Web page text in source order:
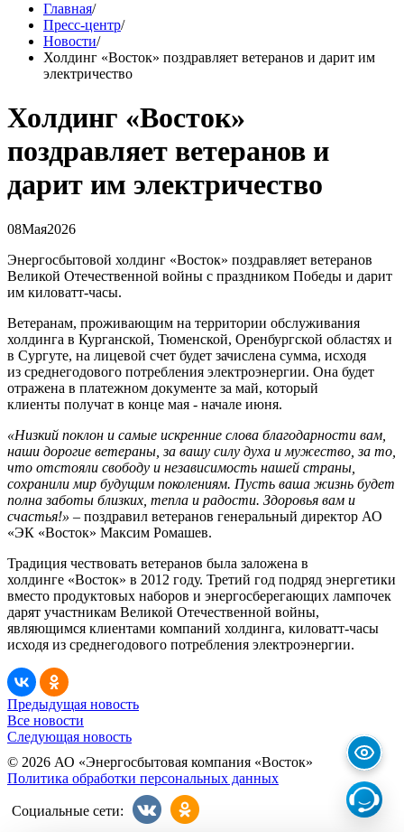
Главная/
Пресс-центр/
Новости/
Холдинг «Восток» поздравляет ветеранов и дарит им
электричество
Холдинг «Восток»
поздравляет ветеранов и
дарит им электричество
08Мая2026
Энергосбытовой холдинг «Восток» поздравляет ветеранов
Великой Отечественной войны с праздником Победы и дарит
им киловатт-часы.
Ветеранам, проживающим на территории обслуживания
холдинга в Курганской, Тюменской, Оренбургской областях и
в Сургуте, на лицевой счет будет зачислена сумма, исходя
из среднегодового потребления электроэнергии. Она будет
отражена в платежном документе за май, который
клиенты получат в конце мая - начале июня.
«Низкий поклон и самые искренние слова благодарности вам,
наши дорогие ветераны, за вашу силу духа и мужество, за то,
что отстояли свободу и независимость нашей страны,
сохранили мир будущим поколениям. Пусть ваша жизнь будет
полна заботы близких, тепла и радости. Здоровья вам и
счастья!» – поздравил ветеранов генеральный директор АО
«ЭК «Восток» Максим Ромашев.
Традиция чествовать ветеранов была заложена в
холдинге «Восток» в 2012 году. Третий год подряд энергетики
вместо продуктовых наборов и энергосберегающих лампочек
дарят участникам Великой Отечественной войны,
являющимся клиентами компаний холдинга, киловатт-часы
исходя из среднегодового потребления электроэнергии.
Предыдущая новость
Все новости
Следующая новость
© 2026 АО «Энергосбытовая компания «Восток»
Политика обработки персональных данных
Социальные сети: